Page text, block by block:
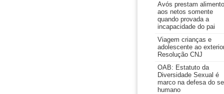
Avós prestam
aos netos somente
quando provada a
incapacidade do pai
Viagem crianças e
adolescente ao
Resolução CNJ
OAB: Estatuto da
Diversidade Sexual é
marco na defesa do
humano